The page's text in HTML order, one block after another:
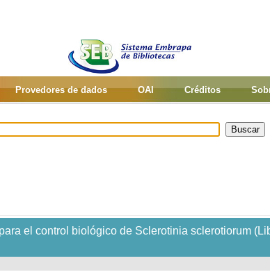
Provedores de dados OAI Créditos
el control biológico de Sclerotinia sclerotiorum